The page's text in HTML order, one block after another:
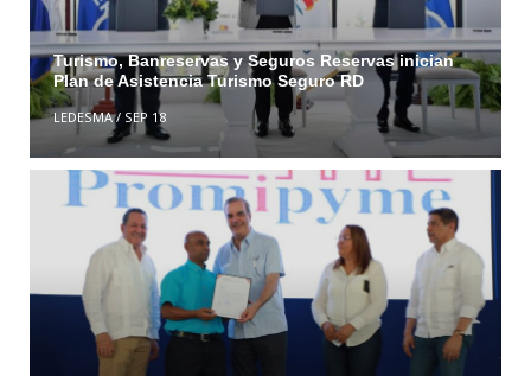
Turismo, Banreservas y Seguros Reservas inician
Plan de Asistencia Turismo Seguro RD
LEDESMA/ SEP 18